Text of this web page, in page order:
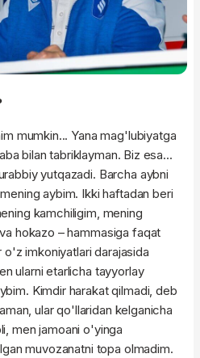
mumkin... Yana mag'lubiyatga
bilan tabriklayman. Biz esa...
yutqazadi. Barcha aybni
aybim. Ikki haftadan beri
kamchiligim, mening
hokazo – hammasiga faqat
imkoniyatlari darajasida
ularni etarlicha tayyorlay
Kimdir harakat qilmadi, deb
ular qo'llaridan kelganicha
men jamoani o'yinga
muvozanatni topa olmadim.